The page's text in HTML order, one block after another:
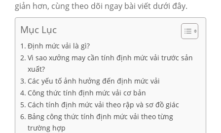
giản hơn, cùng theo dõi ngay bài viết dưới đây.
Mục Lục
Định mức vải là gì?
Vì sao xưởng may cần tính định mức vải trước sản
xuất?
Các yếu tố ảnh hưởng đến định mức vải
Công thức tính định mức vải cơ bản
Cách tính định mức vải theo rập và sơ đồ giác
Bảng công thức tính định mức vải theo từng
trường hợp